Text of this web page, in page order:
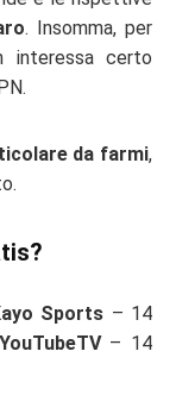
. Insomma, per
interessa certo
da farmi,
Sports – 14
– 14